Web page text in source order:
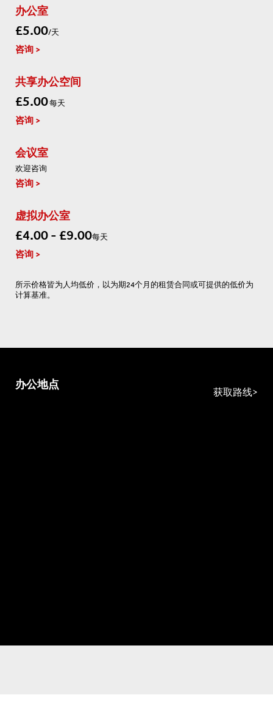
办公室
£5.00/天
咨询
共享办公空间
£5.00每天
咨询
会议室
欢迎咨询
咨询
虚拟办公室
£4.00 - £9.00每天
咨询
所示价格皆为人均低价，以为期24个月的租赁合同或可提供的低价为
计算基准。
办公地点
获取路线